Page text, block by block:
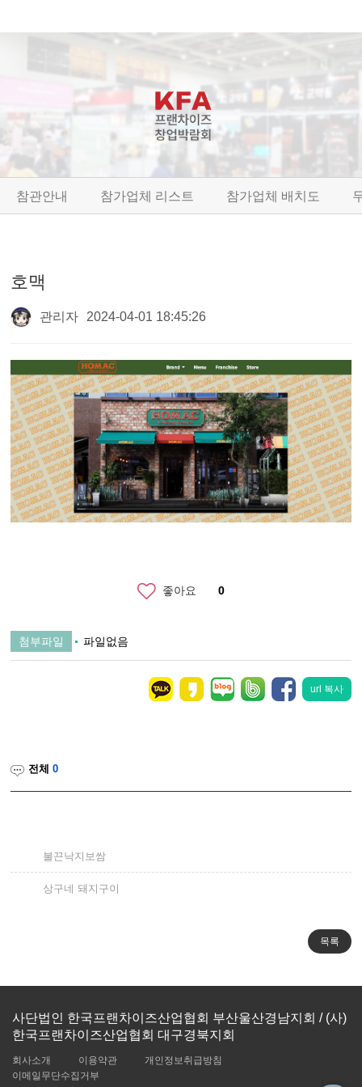
참관안내 참가업체 리스트 참가업체 배치도
호맥
관리자 2024-04-01 18:45:26
좋아요 0
첨부파일 파일없음
url 복사
전체0
불끈낙지보쌈
상구네 돼지구이
사단법인 한국프랜차이즈산업협회 부산울산경남지회 / (사)
한국프랜차이즈산업협회 대구경북지회
회사소개 이용약관
개인정보취급방침
이메일무단수집거부